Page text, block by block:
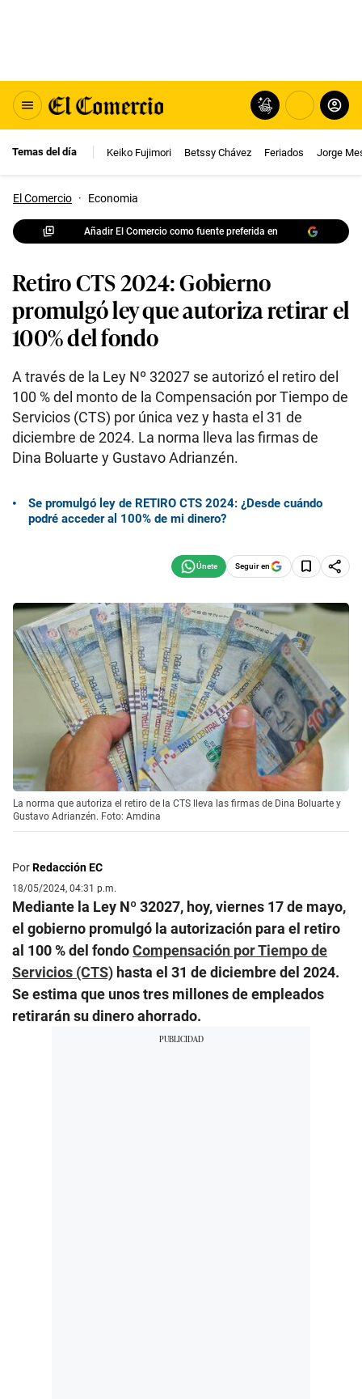
Temas del día Keiko Fujimori Betssy Chávez Feriados Jorge
El Comercio · Economia
Añadir El Comercio como fuente preferida en
Retiro CTS 2024: Gobierno
promulgó ley que autoriza retirar el
100% del fondo
A través de la Ley Nº 32027 se autorizó el retiro del
100 % del monto de la Compensación por Tiempo de
Servicios (CTS) por única vez y hasta el 31 de
diciembre de 2024. La norma lleva las firmas de
Dina Boluarte y Gustavo Adrianzén.
Se promulgó ley de RETIRO CTS 2024: ¿Desde cuándo
podré acceder al 100% de mi dinero?
Seguir en
La norma que autoriza el retiro de la CTS lleva las firmas de Dina Boluarte y
Gustavo Adrianzén. Foto: Amdina
PorRedacción EC
18/05/2024, 04:31 p.m.
Mediante la Ley Nº 32027, hoy, viernes 17 de mayo,
el gobierno promulgó la autorización para el retiro
al 100 % del fondoCompensación por Tiempo de
Servicios (CTS) hasta el 31 de diciembre del 2024.
Se estima que unos tres millones de empleados
retirarán su dinero ahorrado.